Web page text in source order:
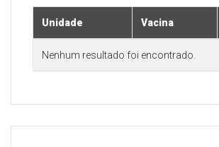
Unidade Vacina
Nenhum resultado foi encontrado.